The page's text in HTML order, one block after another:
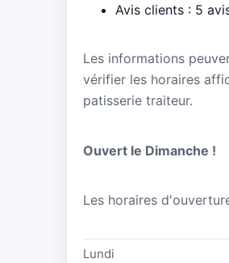
Avis clients : 5
Les informations
vérifier les horaires
patisserie traiteur.
Ouvert le Dimanche !
Les horaires
Lundi